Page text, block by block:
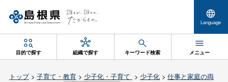
Language
目的で探す 組織で探す キーワード検索 メニュー
トップ> 子育て・教育> 少子化・子育て > 少子化> 仕事と家庭の両